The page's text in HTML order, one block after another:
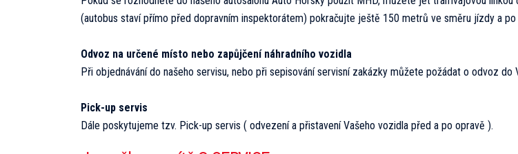
(autobus staví přímo před dopravním inspektorátem) pokračujte ještě 150 metrů ve směru jízdy a
Odvoz na určené místo nebo zapůjčení náhradního vozidla
Při objednávání do našeho servisu, nebo při sepisování servisní zakázky můžete požádat o odvoz
Pick-up servis
Dále poskytujeme tzv. Pick-up servis ( odvezení a přistavení Vašeho vozidla před a po opravě ).